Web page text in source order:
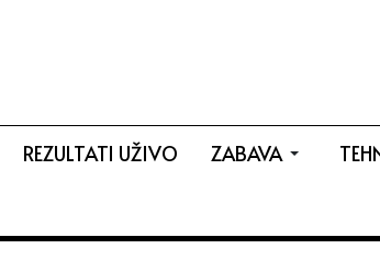
REZULTATI UŽIVO ZABAVA